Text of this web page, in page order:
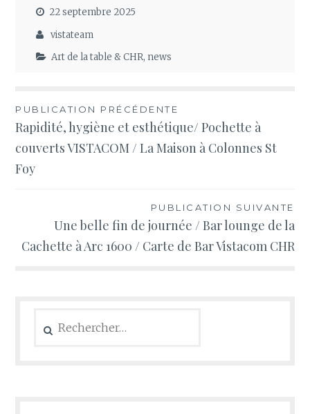
22 septembre 2025
vistateam
Art de la table & CHR, news
Navigation
de
l’article
PUBLICATION PRÉCÉDENTE
Rapidité, hygiène et esthétique/ Pochette à
couverts VISTACOM / La Maison à Colonnes St
Foy
PUBLICATION SUIVANTE
Une belle fin de journée / Bar lounge de la
Cachette à Arc 1600 / Carte de Bar Vistacom CHR